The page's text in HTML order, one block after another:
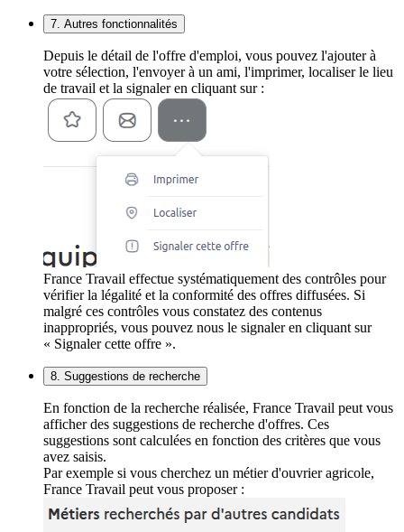
7. Autres fonctionnalités
Depuis le détail de l'offre d'emploi, vous pouvez l'ajouter à
votre sélection, l'envoyer à un ami, l'imprimer, localiser le lieu
de travail et la signaler en cliquant sur :
France Travail effectue systématiquement des contrôles pour
vérifier la légalité et la conformité des offres diffusées. Si
malgré ces contrôles vous constatez des contenus
inappropriés, vous pouvez nous le signaler en cliquant sur
« Signaler cette offre ».
8. Suggestions de recherche
En fonction de la recherche réalisée, France Travail peut vous
afficher des suggestions de recherche d'offres. Ces
suggestions sont calculées en fonction des critères que vous
avez saisis.
Par exemple si vous cherchez un métier d'ouvrier agricole,
France Travail peut vous proposer :